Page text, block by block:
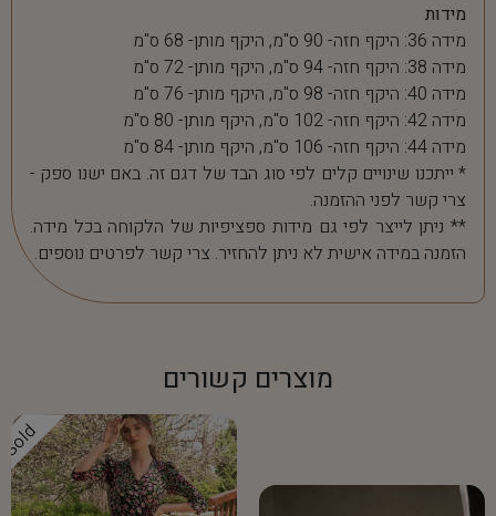
מידות
מידה 36: היקף חזה- 90 ס"מ, היקף מותן- 68 ס"מ
מידה 38: היקף חזה- 94 ס"מ, היקף מותן- 72 ס"מ
מידה 40: היקף חזה- 98 ס"מ, היקף מותן- 76 ס"מ
מידה 42: היקף חזה- 102 ס"מ, היקף מותן- 80 ס"מ
מידה 44: היקף חזה- 106 ס"מ, היקף מותן- 84 ס"מ
* ייתכנו שינויים קלים לפי סוג הבד של דגם זה. באם ישנו ספק -
צרי קשר לפני ההזמנה.
** ניתן לייצר לפי גם מידות ספציפיות של הלקוחה בכל מידה.
הזמנה במידה אישית לא ניתן להחזיר. צרי קשר לפרטים נוספים.
מוצרים קשורים
Sold